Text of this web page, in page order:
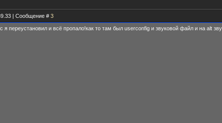
| Сообщение # 3
переустановил и всё пропало!как то там был userconfig и звуковой файл и на alt